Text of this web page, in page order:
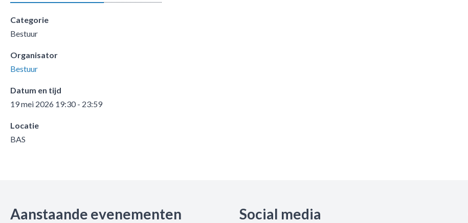
Categorie
Bestuur
Organisator
Bestuur
Datum en tijd
19 mei 2026 19:30 - 23:59
Locatie
BAS
Aanstaande evenementen
Social media